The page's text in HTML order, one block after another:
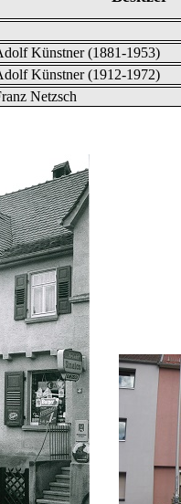
Künstner (1881-1953)
Künstner (1912-1972)
Netzsch